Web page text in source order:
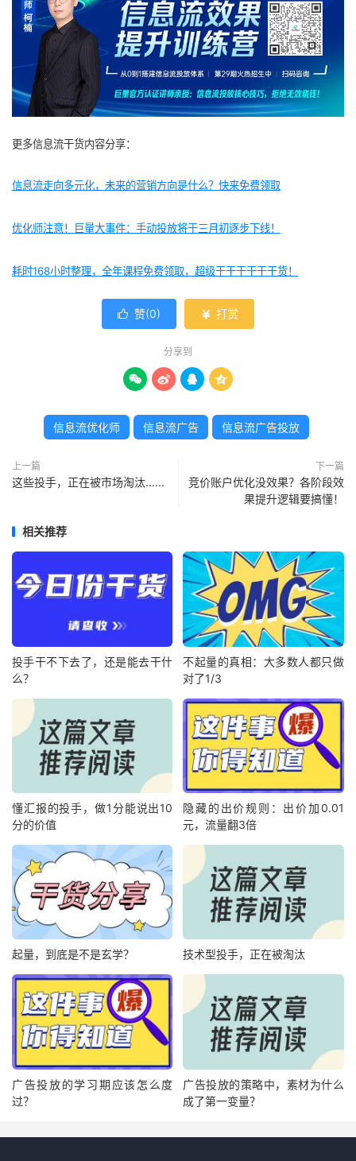
更多信息流干货内容分享：
信息流走向多元化，未来的营销方向是什么？快来免费领取
优化师注意！巨量大事件：手动投放将于三月初逐步下线！
耗时168小时整理，全年课程免费领取，超级干干干干干干货！
 赞(0)  打赏
分享到
   
信息流优化师 信息流广告 信息流广告投放
上一篇
这些投手，正在被市场淘汰......
下一篇
竞价账户优化没效果？各阶段效
果提升逻辑要搞懂！
相关推荐
投手干不下去了，还是能去干什
么？
不起量的真相：大多数人都只做
对了1/3
懂汇报的投手，做1分能说出10
分的价值
隐藏的出价规则：出价加0.01
元，流量翻3倍
起量，到底是不是玄学？ 技术型投手，正在被淘汰
广告投放的学习期应该怎么度
过？
广告投放的策略中，素材为什么
成了第一变量？